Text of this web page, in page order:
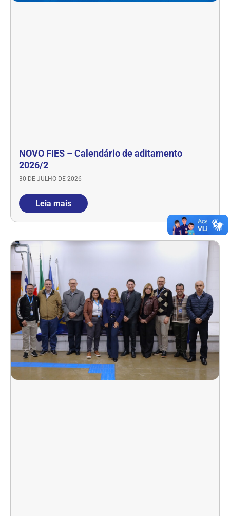
NOVO FIES – Calendário de aditamento
2026/2
30 DE JULHO DE 2026
Leia mais